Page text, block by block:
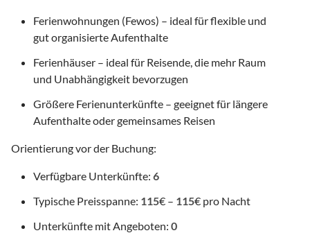
Ferienwohnungen (Fewos) – ideal für flexible und
gut organisierte Aufenthalte
Ferienhäuser – ideal für Reisende, die mehr Raum
und Unabhängigkeit bevorzugen
Größere Ferienunterkünfte – geeignet für längere
Aufenthalte oder gemeinsames Reisen
Orientierung vor der Buchung:
Verfügbare Unterkünfte: 6
Typische Preisspanne: 115€ – 115€ pro Nacht
Unterkünfte mit Angeboten: 0